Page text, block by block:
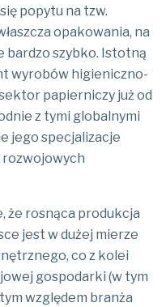
popytu na tzw.
opakowania, na
szybko. Istotną
wyrobów higieniczno-
papierniczy już od
z tymi globalnymi
jego specjalizacje
rozwojowych
że rosnąca produkcja
jest w dużej mierze
co z kolei
gospodarki (w tym
względem branża